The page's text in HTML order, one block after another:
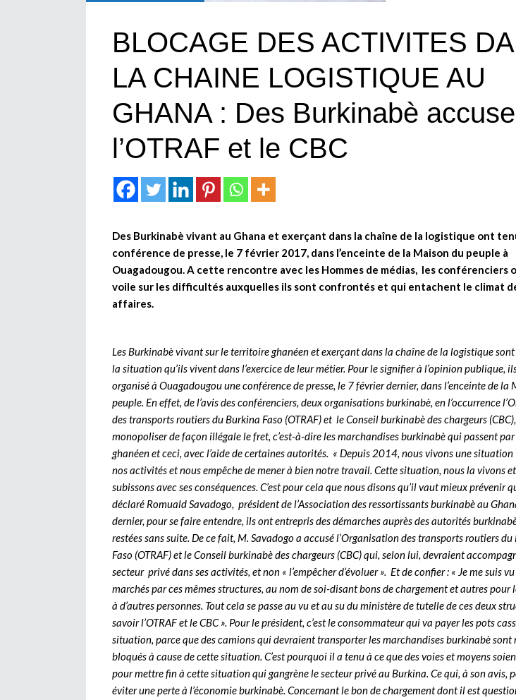
BLOCAGE DES ACTIVITES
LA CHAINE LOGISTIQUE AU
GHANA : Des Burkinabè
l’OTRAF et le CBC
Des Burkinabè vivant au Ghana et exerçant dans la chaîne de la logistique ont
conférence de presse, le 7 février 2017, dans l’enceinte de la Maison du peuple à
Ouagadougou. A cette rencontre avec les Hommes de médias, les conférenciers
voile sur les difficultés auxquelles ils sont confrontés et qui entachent le climat
affaires.
Les Burkinabè vivant sur le territoire ghanéen et exerçant dans la chaîne de la logistique
la situation qu’ils vivent dans l’exercice de leur métier. Pour le signifier à l’opinion publique,
organisé à Ouagadougou une conférence de presse, le 7 février dernier, dans l’enceinte de la
peuple. En effet, de l’avis des conférenciers, deux organisations burkinabè, en l’occurrence
des transports routiers du Burkina Faso (OTRAF) et le Conseil burkinabè des chargeurs
monopoliser de façon illégale le fret, c’est-à-dire les marchandises burkinabè qui passent
ghanéen et ceci, avec l’aide de certaines autorités. « Depuis 2014, nous vivons une
nos activités et nous empêche de mener à bien notre travail. Cette situation, nous la vivons
subissons avec ses conséquences. C’est pour cela que nous disons qu’il vaut mieux prévenir
déclaré Romuald Savadogo, président de l’Association des ressortissants burkinabè au
dernier, pour se faire entendre, ils ont entrepris des démarches auprès des autorités
restées sans suite. De ce fait, M. Savadogo a accusé l’Organisation des transports routiers
Faso (OTRAF) et le Conseil burkinabè des chargeurs (CBC) qui, selon lui, devraient
secteur privé dans ses activités, et non « l’empêcher d’évoluer ». Et de confier : « Je me suis
marchés par ces mêmes structures, au nom de soi-disant bons de chargement et autres pour
à d’autres personnes. Tout cela se passe au vu et au su du ministère de tutelle de ces deux
savoir l’OTRAF et le CBC ». Pour le président, c’est le consommateur qui va payer les pots
situation, parce que des camions qui devraient transporter les marchandises burkinabè sont
bloqués à cause de cette situation. C’est pourquoi il a tenu à ce que des voies et moyens
pour mettre fin à cette situation qui gangrène le secteur privé au Burkina. Ce qui, à son avis,
éviter une perte à l’économie burkinabè. Concernant le bon de chargement dont il est